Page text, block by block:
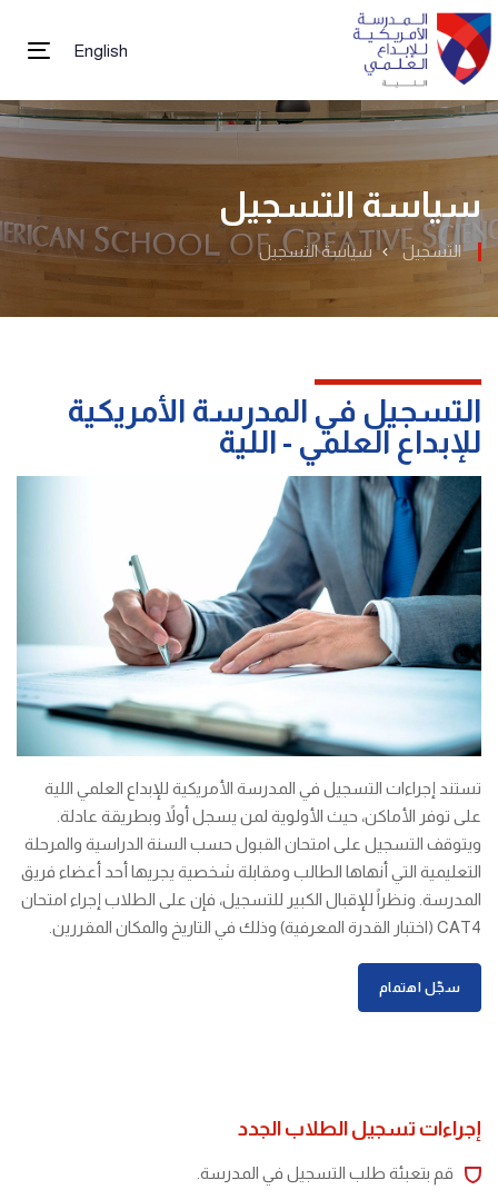
English
سياسة التسجيل
التسجيل سياسة التسجيل
التسجيل في المدرسة الأمريكية
للإبداع العلمي - اللية
تستند إجراءات التسجيل في المدرسة الأمريكية للإبداع العلمي اللية
على توفر الأماكن، حيث الأولوية لمن يسجل أولاً وبطريقة عادلة.
ويتوقف التسجيل على امتحان القبول حسب السنة الدراسية والمرحلة
التعليمية التي أنهاها الطالب ومقابلة شخصية يجريها أحد أعضاء فريق
المدرسة. ونظراً للإقبال الكبير للتسجيل، فإن على الطلاب إجراء امتحان
CAT4 (اختبار القدرة المعرفية) وذلك في التاريخ والمكان المقررين.
سجّل اهتمام
إجراءات تسجيل الطلاب الجدد
قم بتعبئة طلب التسجيل في المدرسة.